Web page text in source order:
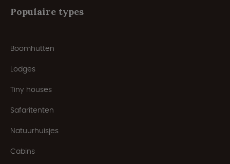
Populaire types
Boomhutten
Lodges
Tiny houses
Safaritenten
Natuurhuisjes
Cabins